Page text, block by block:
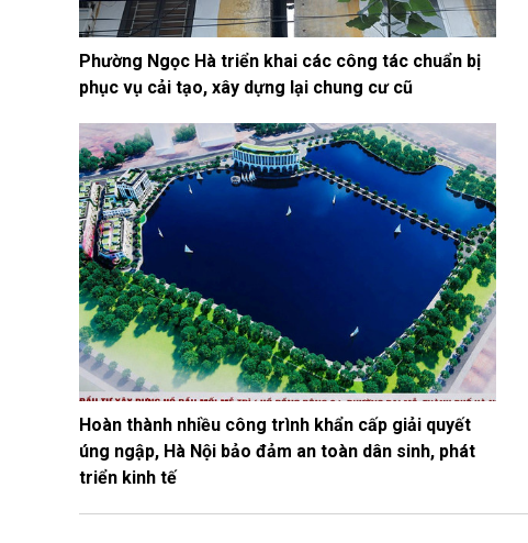
Phường Ngọc Hà triển khai các công tác chuẩn bị
phục vụ cải tạo, xây dựng lại chung cư cũ
Hoàn thành nhiều công trình khẩn cấp giải quyết
úng ngập, Hà Nội bảo đảm an toàn dân sinh, phát
triển kinh tế